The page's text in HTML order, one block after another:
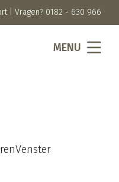
| Vragen? 0182 - 630 966
MENU